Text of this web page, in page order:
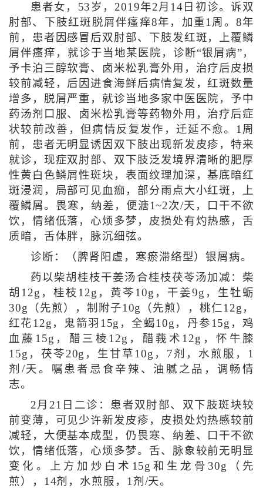
患者女，53岁，2019年2月14日初诊。诉双
肘部、下肢红斑脱屑伴瘙痒8年，加重1周。8年
前，患者因感冒后双肘部、下肢发红斑，上覆鳞
屑伴瘙痒，就诊于当地某医院，诊断“银屑病”，
予卡泊三醇软膏、卤米松乳膏外用，治疗后皮损
较前减轻，后因进食海鲜后病情复发，红斑数量
增多，脱屑严重，就诊当地多家中医医院，予中
药汤剂口服、卤米松乳膏等药物外用，治疗后症
状较前改善，但病情反复发作，迁延不愈。1周
前，患者无明显诱因双下肢出现新发皮疹，特来
就诊，现症双肘部、双下肢泛发境界清晰的肥厚
性黄白色鳞屑性斑块，表面纹理加深，基底暗红
斑浸润，局部可见血痂，部分雨点大小红斑，上
覆鳞屑。畏寒，纳差，便溏1~2次/天，口干不欲
饮，情绪低落，心烦多梦，皮损处有灼热感，舌
质暗，舌体胖，脉沉细弦。
诊断：（脾肾阳虚，寒瘀滞络型）银屑病。
药以柴胡桂枝干姜汤合桂枝茯苓汤加减：柴
胡12g，桂枝12g，黄芩10g，干姜9g，生牡蛎
30g（先煎），制附子10g（先煎），桃仁12g，
红花12g，鬼箭羽15g，全蝎10g，丹参15g，鸡
血藤15g，醋三棱12g，醋莪术12g，怀牛膝
15g，茯苓20g，生甘草10g，7剂，水煎服，1
剂/天。嘱患者忌食辛辣、油腻之品，调畅情
志。
2月21日二诊：患者双肘部、双下肢斑块较
前变薄，可见少许新发皮疹，皮损处灼热感较前
减轻，大便基本成型，仍畏寒、纳差、口干不欲
饮，情绪低落，心烦多梦。舌、脉象较前无明显
变化。上方加炒白术15g和生龙骨30g（先
煎），14剂，水煎服，1剂/天。